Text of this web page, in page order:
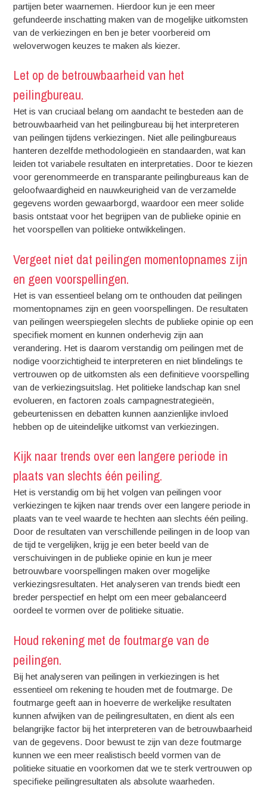
partijen beter waarnemen. Hierdoor kun je een meer
gefundeerde inschatting maken van de mogelijke uitkomsten
van de verkiezingen en ben je beter voorbereid om
weloverwogen keuzes te maken als kiezer.
Let op de betrouwbaarheid van het
peilingbureau.
Het is van cruciaal belang om aandacht te besteden aan de
betrouwbaarheid van het peilingbureau bij het interpreteren
van peilingen tijdens verkiezingen. Niet alle peilingbureaus
hanteren dezelfde methodologieën en standaarden, wat kan
leiden tot variabele resultaten en interpretaties. Door te kiezen
voor gerenommeerde en transparante peilingbureaus kan de
geloofwaardigheid en nauwkeurigheid van de verzamelde
gegevens worden gewaarborgd, waardoor een meer solide
basis ontstaat voor het begrijpen van de publieke opinie en
het voorspellen van politieke ontwikkelingen.
Vergeet niet dat peilingen momentopnames zijn
en geen voorspellingen.
Het is van essentieel belang om te onthouden dat peilingen
momentopnames zijn en geen voorspellingen. De resultaten
van peilingen weerspiegelen slechts de publieke opinie op een
specifiek moment en kunnen onderhevig zijn aan
verandering. Het is daarom verstandig om peilingen met de
nodige voorzichtigheid te interpreteren en niet blindelings te
vertrouwen op de uitkomsten als een definitieve voorspelling
van de verkiezingsuitslag. Het politieke landschap kan snel
evolueren, en factoren zoals campagnestrategieën,
gebeurtenissen en debatten kunnen aanzienlijke invloed
hebben op de uiteindelijke uitkomst van verkiezingen.
Kijk naar trends over een langere periode in
plaats van slechts één peiling.
Het is verstandig om bij het volgen van peilingen voor
verkiezingen te kijken naar trends over een langere periode in
plaats van te veel waarde te hechten aan slechts één peiling.
Door de resultaten van verschillende peilingen in de loop van
de tijd te vergelijken, krijg je een beter beeld van de
verschuivingen in de publieke opinie en kun je meer
betrouwbare voorspellingen maken over mogelijke
verkiezingsresultaten. Het analyseren van trends biedt een
breder perspectief en helpt om een meer gebalanceerd
oordeel te vormen over de politieke situatie.
Houd rekening met de foutmarge van de
peilingen.
Bij het analyseren van peilingen in verkiezingen is het
essentieel om rekening te houden met de foutmarge. De
foutmarge geeft aan in hoeverre de werkelijke resultaten
kunnen afwijken van de peilingresultaten, en dient als een
belangrijke factor bij het interpreteren van de betrouwbaarheid
van de gegevens. Door bewust te zijn van deze foutmarge
kunnen we een meer realistisch beeld vormen van de
politieke situatie en voorkomen dat we te sterk vertrouwen op
specifieke peilingresultaten als absolute waarheden.